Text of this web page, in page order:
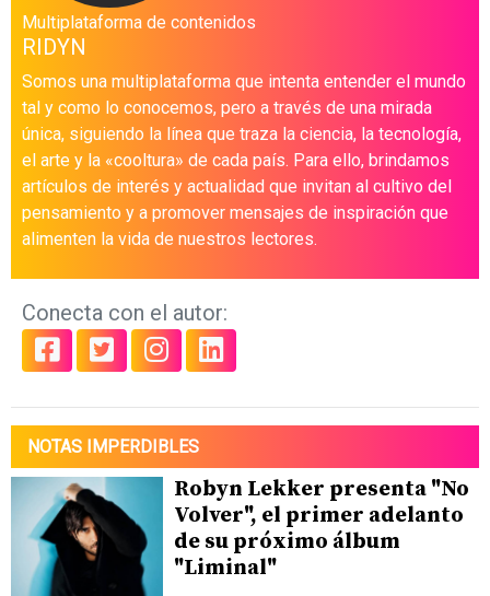
Multiplataforma de contenidos
RIDYN
Somos una multiplataforma que intenta entender el mundo
tal y como lo conocemos, pero a través de una mirada
única, siguiendo la línea que traza la ciencia, la tecnología,
el arte y la «cooltura» de cada país. Para ello, brindamos
artículos de interés y actualidad que invitan al cultivo del
pensamiento y a promover mensajes de inspiración que
alimenten la vida de nuestros lectores.
Conecta con el autor:
NOTAS IMPERDIBLES
Robyn Lekker presenta "No
Volver", el primer adelanto
de su próximo álbum
"Liminal"